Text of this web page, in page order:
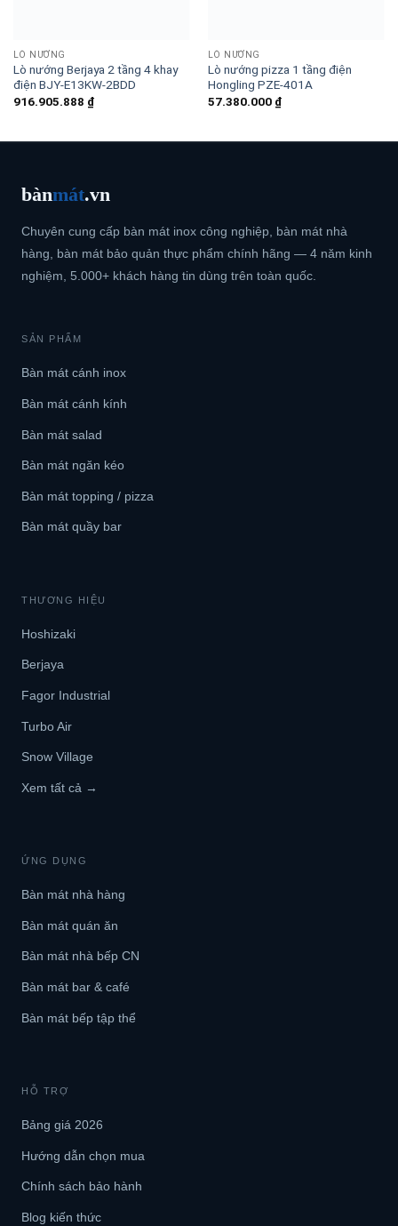
LÒ NƯỚNG
Lò nướng Berjaya 2 tầng 4 khay
điện BJY-E13KW-2BDD
916.905.888 ₫
LÒ NƯỚNG
Lò nướng pizza 1 tầng điện
Hongling PZE-401A
57.380.000 ₫
bànmát.vn
Chuyên cung cấp bàn mát inox công nghiệp, bàn mát nhà
hàng, bàn mát bảo quản thực phẩm chính hãng — 4 năm kinh
nghiệm, 5.000+ khách hàng tin dùng trên toàn quốc.
SẢN PHẨM
Bàn mát cánh inox
Bàn mát cánh kính
Bàn mát salad
Bàn mát ngăn kéo
Bàn mát topping / pizza
Bàn mát quầy bar
THƯƠNG HIỆU
Hoshizaki
Berjaya
Fagor Industrial
Turbo Air
Snow Village
Xem tất cả →
ỨNG DỤNG
Bàn mát nhà hàng
Bàn mát quán ăn
Bàn mát nhà bếp CN
Bàn mát bar & café
Bàn mát bếp tập thể
HỖ TRỢ
Bảng giá 2026
Hướng dẫn chọn mua
Chính sách bảo hành
Blog kiến thức